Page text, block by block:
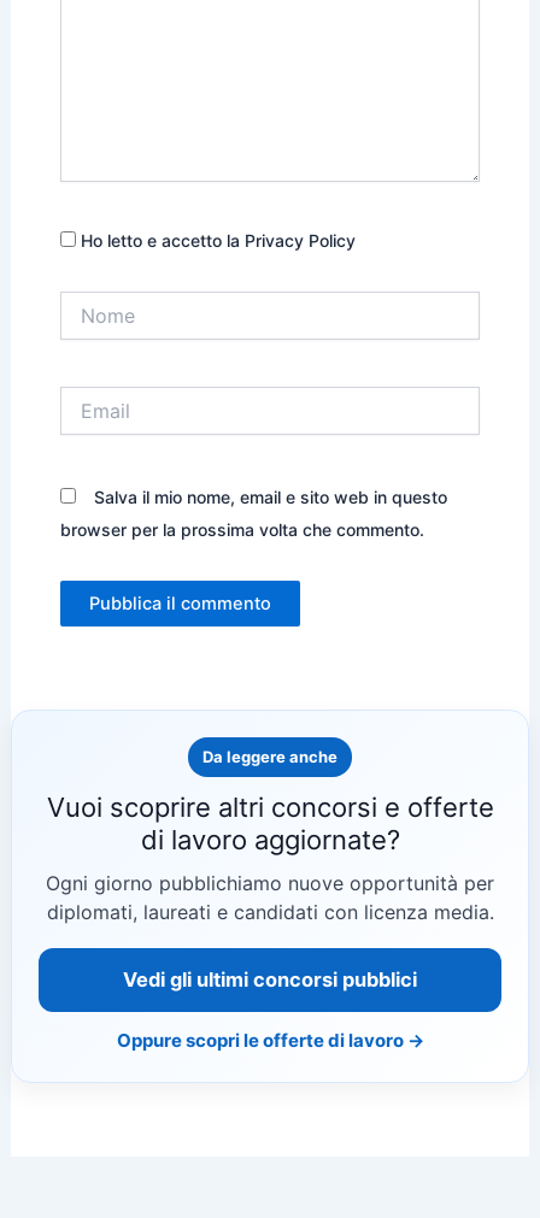
Ho letto e accetto la Privacy Policy
Salva il mio nome, email e sito web in questo
browser per la prossima volta che commento.
Da leggere anche
Vuoi scoprire altri concorsi e offerte
di lavoro aggiornate?
Ogni giorno pubblichiamo nuove opportunità per
diplomati, laureati e candidati con licenza media.
Vedi gli ultimi concorsi pubblici
Oppure scopri le offerte di lavoro →